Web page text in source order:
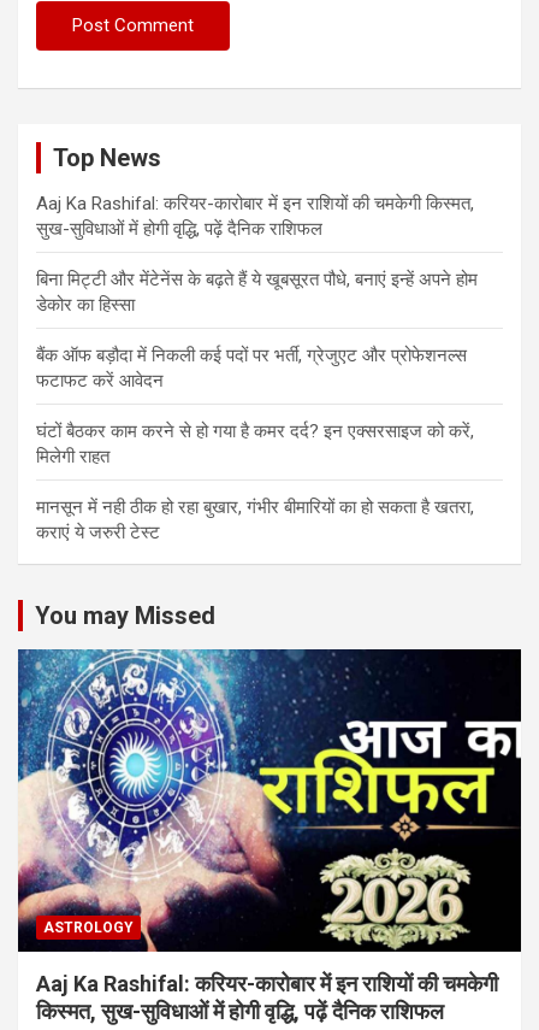
Top News
Aaj Ka Rashifal: करियर-कारोबार में इन राशियों की चमकेगी किस्मत,
सुख-सुविधाओं में होगी वृद्धि, पढ़ें दैनिक राशिफल
बिना मिट्टी और मेंटेनेंस के बढ़ते हैं ये खूबसूरत पौधे, बनाएं इन्‍हें अपने होम
डेकोर का हिस्‍सा
बैंक ऑफ बड़ौदा में निकली कई पदों पर भर्ती, ग्रेजुएट और प्रोफेशनल्स
फटाफट करें आवेदन
घंटों बैठकर काम करने से हो गया है कमर दर्द? इन एक्सरसाइज को करें,
मिलेगी राहत
मानसून में नही ठीक हो रहा बुखार, गंभीर बीमारियों का हो सकता है खतरा,
कराएं ये जरुरी टेस्ट
You may Missed
ASTROLOGY
Aaj Ka Rashifal: करियर-कारोबार में इन राशियों की चमकेगी
किस्मत, सुख-सुविधाओं में होगी वृद्धि, पढ़ें दैनिक राशिफल